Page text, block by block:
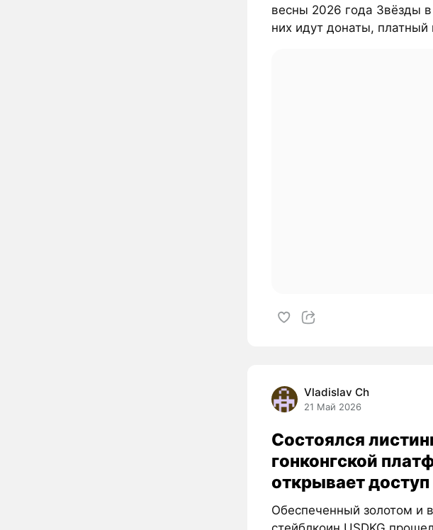
весны 2026 года Звёзды
них идут донаты, платный
Vladislav Ch
21 Май 2026
Состоялся
гонконгской
открывает
Обеспеченный золотом и